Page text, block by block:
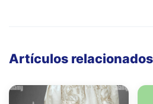
Artículos relacionados